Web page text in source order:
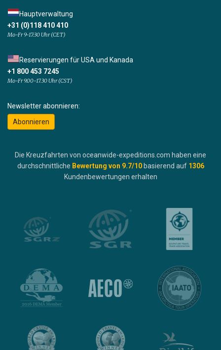
Hauptverwaltung
+31 (0)118 410 410
Mo-Fr 9-17:30 Uhr (CET)
Reservierungen für USA und Kanada
+1 800 453 7245
Mo-Fr 9.00-17.30 Uhr (CST)
Newsletter abonnieren:
Abonnieren
Die Kreuzfahrten von oceanwide-expeditions.com haben eine
durchschnittliche Bewertung von 9.7/10 basierend auf 1306
Kundenbewertungen erhalten